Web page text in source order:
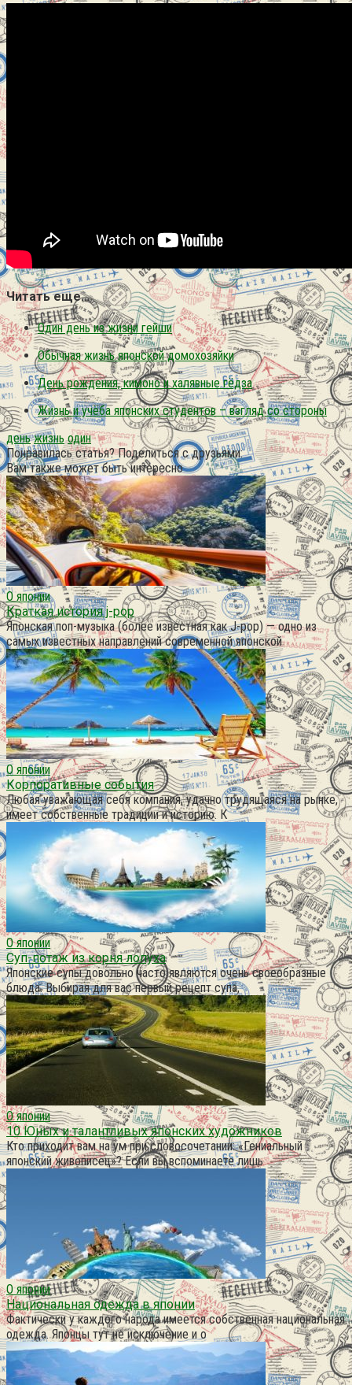
Читать еще…
Один день из жизни гейши
Обычная жизнь японской домохозяйки
День рождения, кимоно и халявные гёдза
Жизнь и учёба японских студентов – взгляд со стороны
день жизнь один
Понравилась статья? Поделиться с друзьями:
Вам также может быть интересно
О японии
Краткая история j-pop
Японская поп-музыка (более известная как J-pop) — одно из
самых известных направлений современной японской
О японии
Корпоративные события
Любая уважающая себя компания, удачно трудящаяся на рынке,
имеет собственные традиции и историю. К
О японии
Суп-потаж из корня лопуха
Японские супы довольно часто являются очень своеобразные
блюда. Выбирая для вас первый рецепт супа,
О японии
10 Юных и талантливых японских художников
Кто приходит вам на ум при словосочетании: «Гениальный
японский живописец»? Если вы вспоминаете лишь
О японии
Национальная одежда в японии
Фактически у каждого народа имеется собственная национальная
одежда. Японцы тут не исключение и о